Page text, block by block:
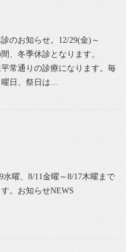
のお知らせ。12/29(金)～
、冬季休診となります。
常通りの診療になります。毎
日、祭日は…
水曜、8/11金曜～8/17木曜まで
。お知らせNEWS